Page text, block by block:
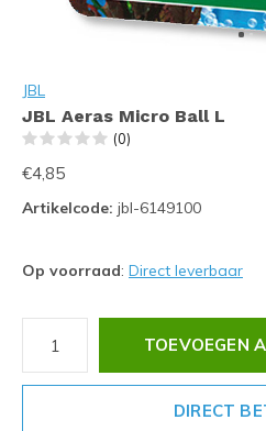
JBL
JBL Aeras Micro Ball L
(0)
€4,85
Artikelcode: jbl-6149100
Op voorraad: Direct leverbaar
TOEVOEGEN
DIRECT